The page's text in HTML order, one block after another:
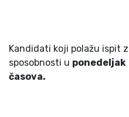
Kandidati koji polažu ispit
sposobnosti u ponedeljak
časova.